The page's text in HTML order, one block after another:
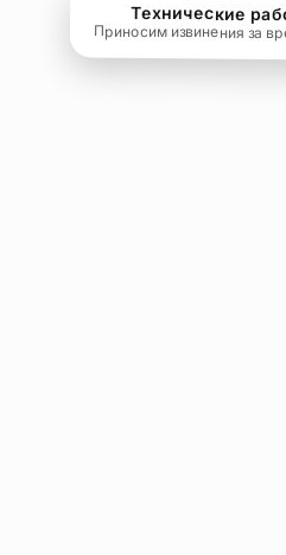
Технические
Приносим извинения за